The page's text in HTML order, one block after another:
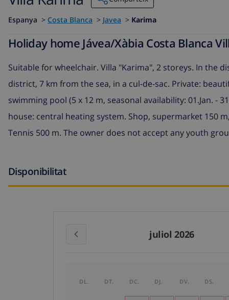
Espanya > Costa Blanca > Javea > Karima
Holiday home Jávea/Xàbia Costa Blanca
Suitable for wheelchair. Villa "Karima", 2 storeys. In the
district, 7 km from the sea, in a cul-de-sac. Private:
swimming pool (5 x 12 m, seasonal availability: 01.Jan. -
house: central heating system. Shop, supermarket 150
Tennis 500 m. The owner does not accept any youth
Disponibilitat
juliol 2026
DL. DT. DC. DJ. DV. DS.